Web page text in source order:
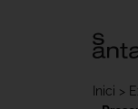
Inici